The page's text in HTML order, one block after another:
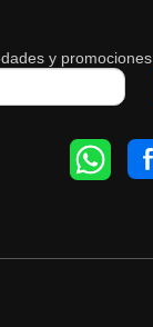
y promociones